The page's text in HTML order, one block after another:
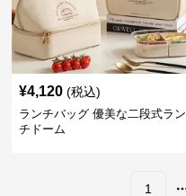
¥4,120 (税込)
ランチバッグ 優美な二段式ラン
チドーム
1